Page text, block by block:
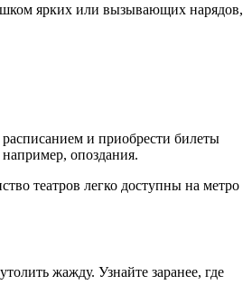
ярких или вызывающих нарядов,
и приобрести билеты
опоздания.
театров легко доступны на метро
жажду. Узнайте заранее, где